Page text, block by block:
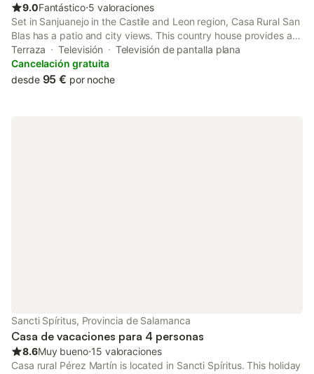
9.0Fantástico⋅5 valoraciones
Set in Sanjuanejo in the Castile and Leon region, Casa Rural San
Blas has a patio and city views. This country house provides a
garden as well as a terrace. The property offers barbecue
facilities and outdoor furniture.
Terraza Televisión
Televisión de pantalla plana
Cancelación gratuita
desde 95 € por noche
Sancti Spíritus, Provincia de Salamanca
Casa de vacaciones para 4 personas
8.6Muy bueno⋅15 valoraciones
Casa rural Pérez Martín is located in Sancti Spíritus. This holiday